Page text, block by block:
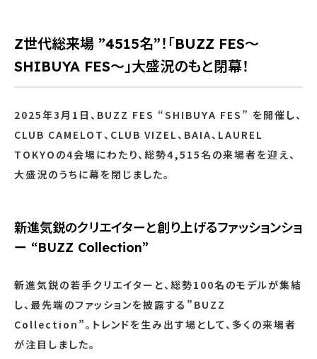
Z世代総来場 ”4515名”！「BUZZ FES～
SHIBUYA FES～」大盛況のもと閉幕！
2025年3月1日、BUZZ FES “SHIBUYA FES” を開催し、
CLUB CAMELOT、CLUB VIZEL、BAIA、LAUREL
TOKYOの4会場にわたり、総勢4,515名の来場者を迎え、
大盛況のうちに幕を閉じました。
新進気鋭のクリエイターと創り上げるファッションショ
ー “BUZZ Collection”
新進気鋭の若手クリエイターと、総勢100名のモデルが集結
し、最先端のファッションを披露する”BUZZ
Collection”。トレンドを生み出す場として、多くの来場者
が注目しました。